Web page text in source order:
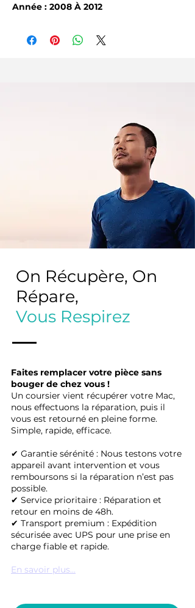
Année : 2008 À 2012
On Récupère, On
Répare,
Vous Respirez
Faites remplacer votre pièce sans
bouger de chez vous !
Un coursier vient récupérer votre Mac,
nous effectuons la réparation, puis il
vous est retourné en pleine forme.
Simple, rapide, efficace.
✔ Garantie sérénité : Nous testons votre
appareil avant intervention et vous
remboursons si la réparation n’est pas
possible.
✔ Service prioritaire : Réparation et
retour en moins de 48h.
✔ Transport premium : Expédition
sécurisée avec UPS pour une prise en
charge fiable et rapide.
En savoir plus...